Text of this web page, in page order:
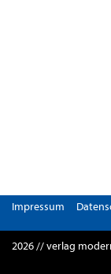
Impressum
2026 // verlag